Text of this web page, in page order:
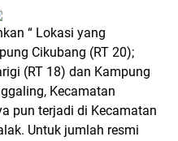
“ Lokasi yang
Cikubang (RT 20);
(RT 18) dan Kampung
Kecamatan
pun terjadi di Kecamatan
Untuk jumlah resmi